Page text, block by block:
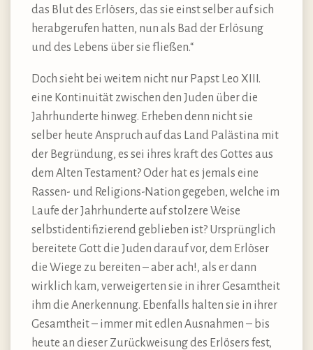
das Blut des Erlösers, das sie einst selber auf sich
herabgerufen hatten, nun als Bad der Erlösung
und des Lebens über sie fließen.“
Doch sieht bei weitem nicht nur Papst Leo XIII.
eine Kontinuität zwischen den Juden über die
Jahrhunderte hinweg. Erheben denn nicht sie
selber heute Anspruch auf das Land Palästina mit
der Begründung, es sei ihres kraft des Gottes aus
dem Alten Testament? Oder hat es jemals eine
Rassen- und Religions-Nation gegeben, welche im
Laufe der Jahrhunderte auf stolzere Weise
selbstidentifizierend geblieben ist? Ursprünglich
bereitete Gott die Juden darauf vor, dem Erlöser
die Wiege zu bereiten – aber ach!, als er dann
wirklich kam, verweigerten sie in ihrer Gesamtheit
ihm die Anerkennung. Ebenfalls halten sie in ihrer
Gesamtheit – immer mit edlen Ausnahmen – bis
heute an dieser Zurückweisung des Erlösers fest,